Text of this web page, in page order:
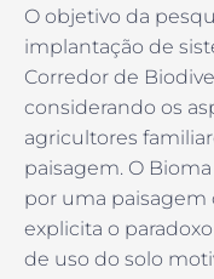
O objetivo da
implantação de
Corredor de
considerando os
agricultores
paisagem. O
por uma paisagem
explicita o
de uso do solo